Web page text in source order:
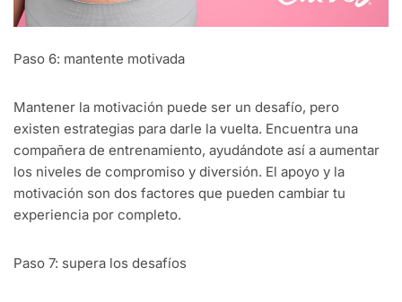
Paso 6: mantente motivada
Mantener la motivación puede ser un desafío, pero
existen estrategias para darle la vuelta. Encuentra una
compañera de entrenamiento, ayudándote así a aumentar
los niveles de compromiso y diversión. El apoyo y la
motivación son dos factores que pueden cambiar tu
experiencia por completo.
Paso 7: supera los desafíos